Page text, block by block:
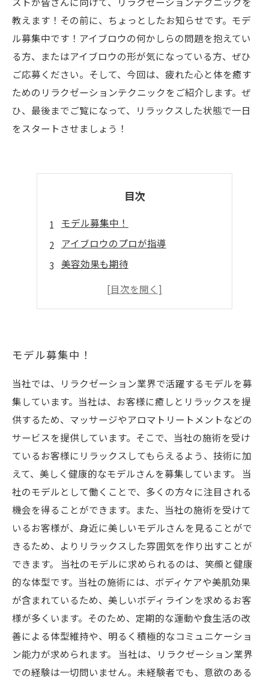
教えます！その前に、ちょっとしたお知らせです。モデ
ル募集中です！アイブロウの何かしらの問題を抱えてい
る方、またはアイブロウの形が気になっている方、ぜひ
ご応募ください。そして、今回は、疲れた心と体を癒す
ためのリラクゼーションテクニックをご紹介します。ぜ
ひ、最後までご覧になって、リラックスした状態で一日
をスタートさせましょう！
目次
モデル募集中！
アイブロウのプロが指導
美容効果も期待
お得なチャンス！
モデル募集中！
当社では、リラクゼーション業界で活躍するモデルを募
集しています。当社は、お客様に癒しとリラックスを提
供するため、マッサージやアロマトリートメントなどの
サービスを提供しています。そこで、当社の施術を受け
ているお客様にリラックスしてもらえるよう、技術に加
えて、美しく健康的なモデルさんを募集しています。 当
社のモデルとして働くことで、多くの方々に注目される
機会を得ることができます。また、当社の施術を受けて
いるお客様が、身近に美しいモデルさんを見ることがで
きるため、よりリラックスした雰囲気を作り出すことが
できます。 当社のモデルに求められるのは、笑顔と健康
的な体型です。当社の施術には、ボディケアや美肌効果
が含まれているため、美しいボディラインを求めるお客
様が多くいます。そのため、定期的な運動や食生活の改
善による体型維持や、明るく積極的なコミュニケーショ
ン能力が求められます。 当社は、リラクゼーション業界
での経験は一切問いません。未経験者でも、意欲のある